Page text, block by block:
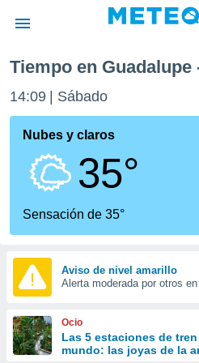
de
ha
calidad.
a este
las
y
forma
digital
basada
Tiempo en Guadalupe
14:09 Sábado
Nubes y claros
35°
Sensación de 35°
Aviso de nivel amarillo
Alerta moderada por otros
Ocio
Las 5 estaciones de
mundo: las joyas de la